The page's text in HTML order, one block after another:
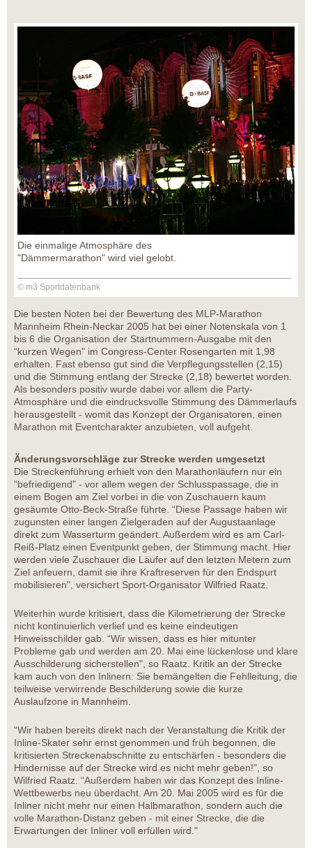
Die einmalige Atmosphäre des
"Dämmermarathon" wird viel gelobt.
© m3 Sportdatenbank
Die besten Noten bei der Bewertung des MLP-Marathon
Mannheim Rhein-Neckar 2005 hat bei einer Notenskala von 1
bis 6 die Organisation der Startnummern-Ausgabe mit den
“kurzen Wegen" im Congress-Center Rosengarten mit 1,98
erhalten. Fast ebenso gut sind die Verpflegungsstellen (2,15)
und die Stimmung entlang der Strecke (2,18) bewertet worden.
Als besonders positiv wurde dabei vor allem die Party-
Atmosphäre und die eindrucksvolle Stimmung des Dämmerlaufs
herausgestellt - womit das Konzept der Organisatoren, einen
Marathon mit Eventcharakter anzubieten, voll aufgeht.
Änderungsvorschläge zur Strecke werden umgesetzt
Die Streckenführung erhielt von den Marathonläufern nur ein
“befriedigend" - vor allem wegen der Schlusspassage, die in
einem Bogen am Ziel vorbei in die von Zuschauern kaum
gesäumte Otto-Beck-Straße führte. “Diese Passage haben wir
zugunsten einer langen Zielgeraden auf der Augustaanlage
direkt zum Wasserturm geändert. Außerdem wird es am Carl-
Reiß-Platz einen Eventpunkt geben, der Stimmung macht. Hier
werden viele Zuschauer die Läufer auf den letzten Metern zum
Ziel anfeuern, damit sie ihre Kraftreserven für den Endspurt
mobilisieren", versichert Sport-Organisator Wilfried Raatz.
Weiterhin wurde kritisiert, dass die Kilometrierung der Strecke
nicht kontinuierlich verlief und es keine eindeutigen
Hinweisschilder gab. “Wir wissen, dass es hier mitunter
Probleme gab und werden am 20. Mai eine lückenlose und klare
Ausschilderung sicherstellen", so Raatz. Kritik an der Strecke
kam auch von den Inlinern: Sie bemängelten die Fehlleitung, die
teilweise verwirrende Beschilderung sowie die kurze
Auslaufzone in Mannheim.
“Wir haben bereits direkt nach der Veranstaltung die Kritik der
Inline-Skater sehr ernst genommen und früh begonnen, die
kritisierten Streckenabschnitte zu entschärfen - besonders die
Hindernisse auf der Strecke wird es nicht mehr geben!", so
Wilfried Raatz. “Außerdem haben wir das Konzept des Inline-
Wettbewerbs neu überdacht. Am 20. Mai 2005 wird es für die
Inliner nicht mehr nur einen Halbmarathon, sondern auch die
volle Marathon-Distanz geben - mit einer Strecke, die die
Erwartungen der Inliner voll erfüllen wird."